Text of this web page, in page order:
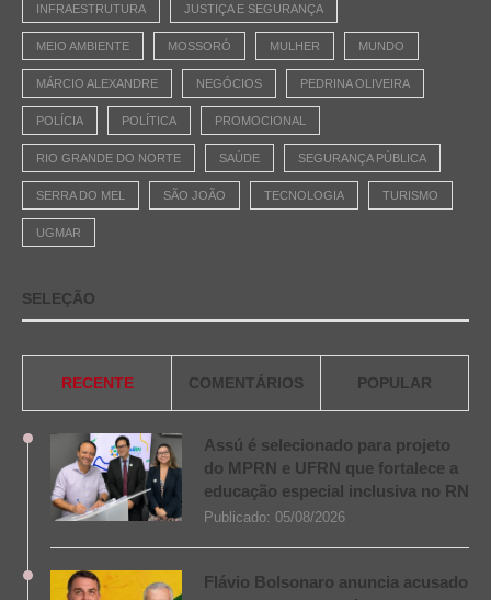
INFRAESTRUTURA JUSTIÇA E SEGURANÇA
MEIO AMBIENTE MOSSORÓ MULHER MUNDO
MÁRCIO ALEXANDRE NEGÓCIOS PEDRINA OLIVEIRA
POLÍCIA POLÍTICA PROMOCIONAL
RIO GRANDE DO NORTE SAÚDE SEGURANÇA PÚBLICA
SERRA DO MEL SÃO JOÃO TECNOLOGIA TURISMO
UGMAR
SELEÇÃO
RECENTE COMENTÁRIOS POPULAR
Assú é selecionado para projeto
do MPRN e UFRN que fortalece a
educação especial inclusiva no RN
Publicado: 05/08/2026
Flávio Bolsonaro anuncia acusado